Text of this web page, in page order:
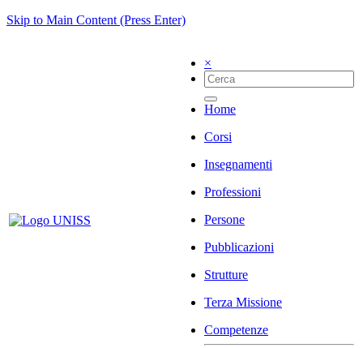
Skip to Main Content (Press Enter)
×
Home
Corsi
Insegnamenti
Professioni
Persone
Pubblicazioni
Strutture
Terza Missione
Competenze